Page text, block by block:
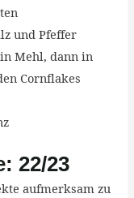
und Pfeffer
Mehl, dann in
Cornflakes
22/23
aufmerksam zu